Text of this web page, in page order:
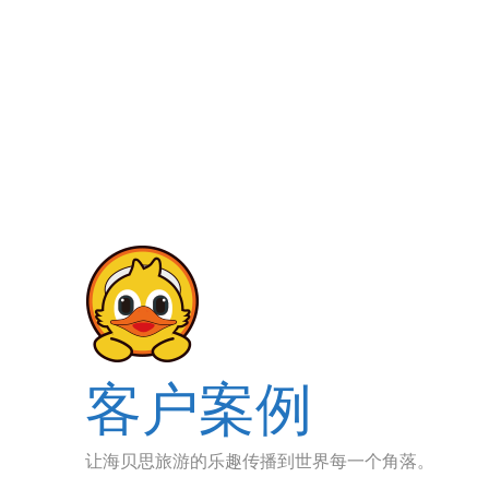
客户案例
让海贝思旅游的乐趣传播到世界每一个角落。